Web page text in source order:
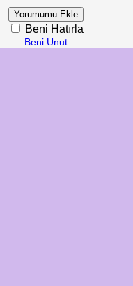
Beni Hatırla
Beni Unut